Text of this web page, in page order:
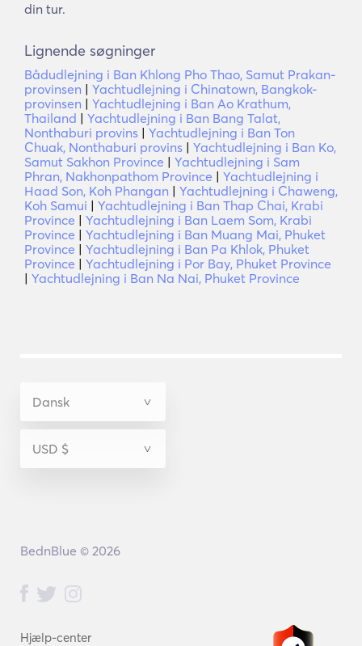
din tur.
Lignende søgninger
Bådudlejning i Ban Khlong Pho Thao, Samut Prakan-
provinsen | Yachtudlejning i Chinatown, Bangkok-
provinsen | Yachtudlejning i Ban Ao Krathum,
Thailand | Yachtudlejning i Ban Bang Talat,
Nonthaburi provins | Yachtudlejning i Ban Ton
Chuak, Nonthaburi provins | Yachtudlejning i Ban Ko,
Samut Sakhon Province | Yachtudlejning i Sam
Phran, Nakhonpathom Province | Yachtudlejning i
Haad Son, Koh Phangan | Yachtudlejning i Chaweng,
Koh Samui | Yachtudlejning i Ban Thap Chai, Krabi
Province | Yachtudlejning i Ban Laem Som, Krabi
Province | Yachtudlejning i Ban Muang Mai, Phuket
Province | Yachtudlejning i Ban Pa Khlok, Phuket
Province | Yachtudlejning i Por Bay, Phuket Province
| Yachtudlejning i Ban Na Nai, Phuket Province
Hjælp-center
BednBlue © 2026